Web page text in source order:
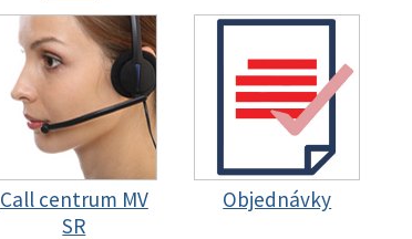
Call centrum MV
SR
Objednávky